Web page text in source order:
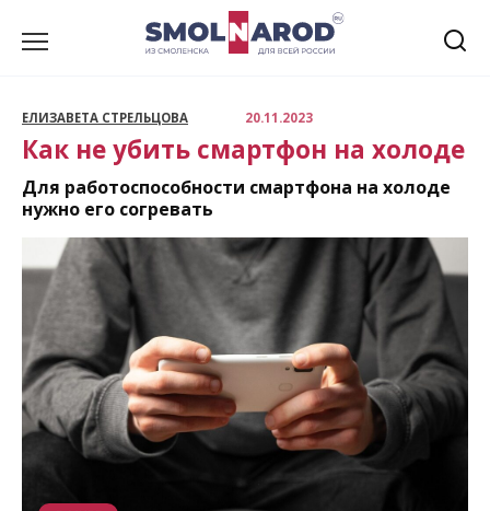
ЕЛИЗАВЕТА СТРЕЛЬЦОВА 20.11.2023
Как не убить смартфон на холоде
Для работоспособности смартфона на холоде
нужно его согревать